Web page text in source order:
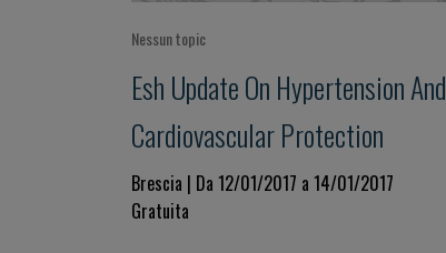
Nessun topic
Esh Update On Hypertension And
Cardiovascular Protection
Brescia | Da 12/01/2017 a 14/01/2017
Gratuita